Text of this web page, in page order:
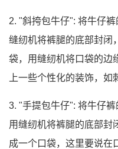
2. "斜挎包牛仔": 将牛仔
缝纫机将裤腿的底部封闭
袋，用缝纫机将口袋的边
上一些个性化的装饰，如
3. "手提包牛仔": 将牛仔裤
用缝纫机将裤腿的底部封
成一个口袋，这里要说在